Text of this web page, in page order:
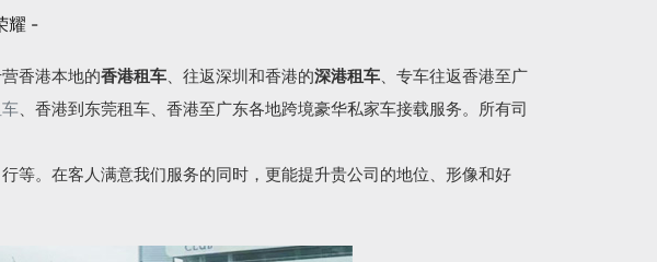
耀 -
香港本地的香港租车 、往返深圳和香港的深港租车 、专车往返香港至广
、香港到东莞租车、香港至广东各地跨境豪华私家车接载服务。所有司
等。在客人满意我们服务的同时，更能提升贵公司的地位、形像和好